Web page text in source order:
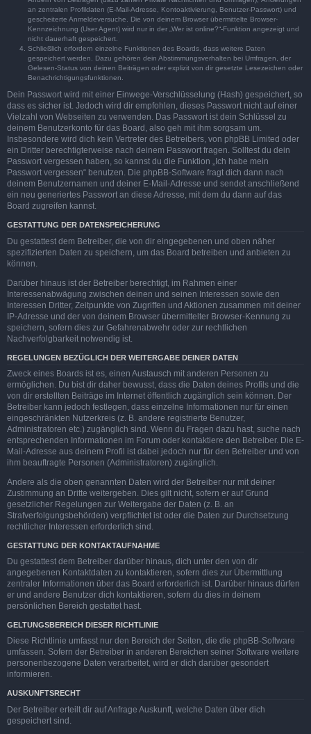
an zentralen Profildaten (E-Mail-Adresse, Kontoaktivierung, Benutzer-Passwort) und
gescheiterte Anmeldeversuche. Die von deinem Browser übermittelte Browser-
Kennzeichnung (User Agent) wird nur in der „Wer ist online?“-Funktion angezeigt und
nicht dauerhaft gespeichert.
Schließlich erfordern einzelne Funktionen des Boards, dass weitere Daten
gespeichert werden. Dazu gehören dein Abstimmungsverhalten bei Umfragen, der
Gelesen-Status von deinen Beiträgen oder explizit von dir gesetzte Lesezeichen oder
Benachrichtigungsfunktionen.
Dein Passwort wird mit einer Einwege-Verschlüsselung (Hash) gespeichert, so
dass es sicher ist. Jedoch wird dir empfohlen, dieses Passwort nicht auf einer
Vielzahl von Webseiten zu verwenden. Das Passwort ist dein Schlüssel zu
deinem Benutzerkonto für das Board, also geh mit ihm sorgsam um.
Insbesondere wird dich kein Vertreter des Betreibers, von phpBB Limited oder
ein Dritter berechtigterweise nach deinem Passwort fragen. Solltest du dein
Passwort vergessen haben, so kannst du die Funktion „Ich habe mein
Passwort vergessen“ benutzen. Die phpBB-Software fragt dich dann nach
deinem Benutzernamen und deiner E-Mail-Adresse und sendet anschließend
ein neu generiertes Passwort an diese Adresse, mit dem du dann auf das
Board zugreifen kannst.
GESTATTUNG DER DATENSPEICHERUNG
Du gestattest dem Betreiber, die von dir eingegebenen und oben näher
spezifizierten Daten zu speichern, um das Board betreiben und anbieten zu
können.
Darüber hinaus ist der Betreiber berechtigt, im Rahmen einer
Interessenabwägung zwischen deinen und seinen Interessen sowie den
Interessen Dritter, Zeitpunkte von Zugriffen und Aktionen zusammen mit deiner
IP-Adresse und der von deinem Browser übermittelter Browser-Kennung zu
speichern, sofern dies zur Gefahrenabwehr oder zur rechtlichen
Nachverfolgbarkeit notwendig ist.
REGELUNGEN BEZÜGLICH DER WEITERGABE DEINER DATEN
Zweck eines Boards ist es, einen Austausch mit anderen Personen zu
ermöglichen. Du bist dir daher bewusst, dass die Daten deines Profils und die
von dir erstellten Beiträge im Internet öffentlich zugänglich sein können. Der
Betreiber kann jedoch festlegen, dass einzelne Informationen nur für einen
eingeschränkten Nutzerkreis (z. B. andere registrierte Benutzer,
Administratoren etc.) zugänglich sind. Wenn du Fragen dazu hast, suche nach
entsprechenden Informationen im Forum oder kontaktiere den Betreiber. Die E-
Mail-Adresse aus deinem Profil ist dabei jedoch nur für den Betreiber und von
ihm beauftragte Personen (Administratoren) zugänglich.
Andere als die oben genannten Daten wird der Betreiber nur mit deiner
Zustimmung an Dritte weitergeben. Dies gilt nicht, sofern er auf Grund
gesetzlicher Regelungen zur Weitergabe der Daten (z. B. an
Strafverfolgungsbehörden) verpflichtet ist oder die Daten zur Durchsetzung
rechtlicher Interessen erforderlich sind.
GESTATTUNG DER KONTAKTAUFNAHME
Du gestattest dem Betreiber darüber hinaus, dich unter den von dir
angegebenen Kontaktdaten zu kontaktieren, sofern dies zur Übermittlung
zentraler Informationen über das Board erforderlich ist. Darüber hinaus dürfen
er und andere Benutzer dich kontaktieren, sofern du dies in deinem
persönlichen Bereich gestattet hast.
GELTUNGSBEREICH DIESER RICHTLINIE
Diese Richtlinie umfasst nur den Bereich der Seiten, die die phpBB-Software
umfassen. Sofern der Betreiber in anderen Bereichen seiner Software weitere
personenbezogene Daten verarbeitet, wird er dich darüber gesondert
informieren.
AUSKUNFTSRECHT
Der Betreiber erteilt dir auf Anfrage Auskunft, welche Daten über dich
gespeichert sind.